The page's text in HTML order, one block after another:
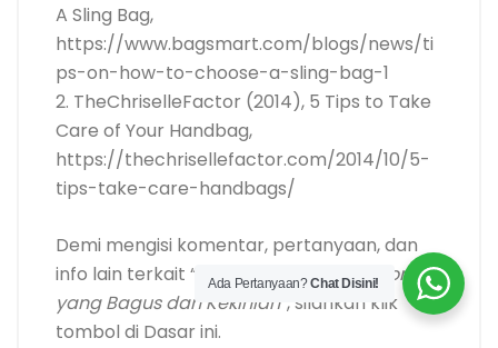
A Sling Bag,
https://www.bagsmart.com/blogs/news/ti
ps-on-how-to-choose-a-sling-bag-1
2. TheChriselleFactor (2014), 5 Tips to Take
Care of Your Handbag,
https://thechrisellefactor.com/2014/10/5-
tips-take-care-handbags/
Demi mengisi komentar, pertanyaan, dan
info lain terkait “ 10 Rekomendasi Tas Ponsel
yang Bagus dan Kekinian“, silahkan klik
tombol di Dasar ini.
Ada Pertanyaan?Chat Disini!